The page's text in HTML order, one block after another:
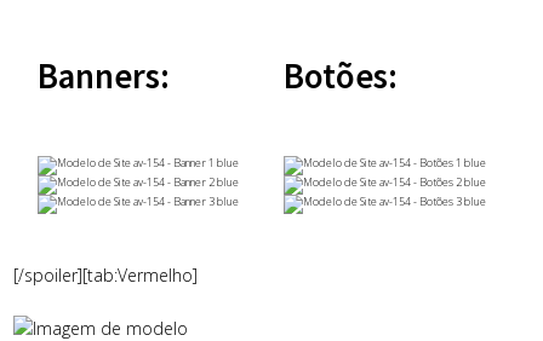
Banners: Botões:
[/spoiler][tab:Vermelho]